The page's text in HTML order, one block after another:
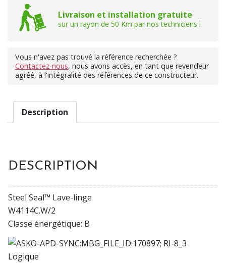
Livraison et installation gratuite
sur un rayon de 50 Km par nos techniciens !
Vous n'avez pas trouvé la référence recherchée ?
Contactez-nous, nous avons accès, en tant que revendeur
agréé, à l'intégralité des références de ce constructeur.
Description
DESCRIPTION
Steel Seal™ Lave-linge
W4114C.W/2
Classe énergétique: B
Logique